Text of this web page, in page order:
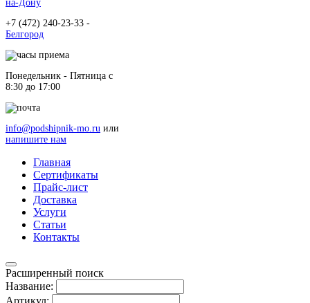
на-Дону
+7 (472) 240-23-33 -
Белгород
Понедельник - Пятница c
8:30 до 17:00
info@podshipnik-mo.ru или
напишите нам
Главная
Сертификаты
Прайс-лист
Доставка
Услуги
Статьи
Контакты
Расширенный поиск
Название:
Артикул: